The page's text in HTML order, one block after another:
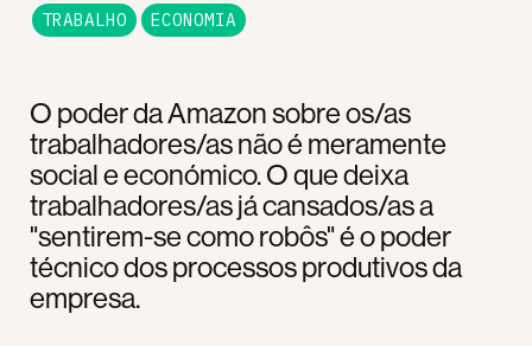
O poder da Amazon sobre os/as
trabalhadores/as não é meramente
social e económico. O que deixa
trabalhadores/as já cansados/as a
"sentirem-se como robôs" é o poder
técnico dos processos produtivos da
empresa.
TRABALHO ECONOMIA